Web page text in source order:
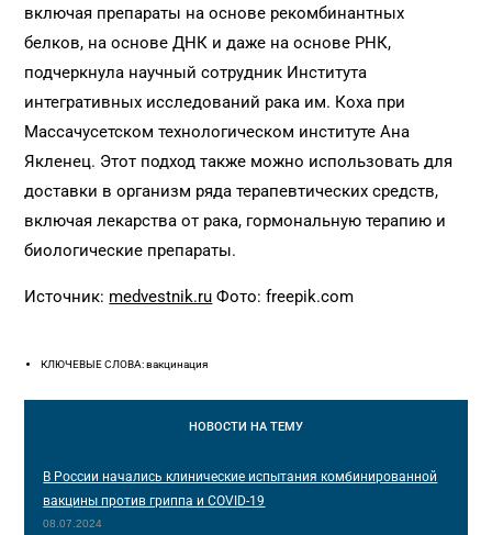
включая препараты на основе рекомбинантных
белков, на основе ДНК и даже на основе РНК,
подчеркнула научный сотрудник Института
интегративных исследований рака им. Коха при
Массачусетском технологическом институте Ана
Якленец. Этот подход также можно использовать для
доставки в организм ряда терапевтических средств,
включая лекарства от рака, гормональную терапию и
биологические препараты.
Источник: medvestnik.ru Фото: freepik.com
КЛЮЧЕВЫЕ СЛОВА: вакцинация
НОВОСТИ НА ТЕМУ
В России начались клинические испытания комбинированной
вакцины против гриппа и COVID-19
08.07.2024